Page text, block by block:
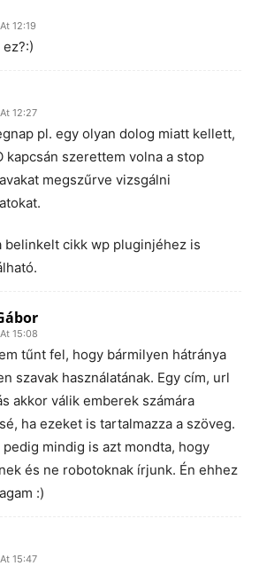
12:19
12:27
pl. egy olyan dolog miatt kellett,
kapcsán szerettem volna a stop
megszűrve vizsgálni
belinkelt cikk wp pluginjéhez is
15:08
tűnt fel, hogy bármilyen hátránya
szavak használatának. Egy cím, url
akkor válik emberek számára
ha ezeket is tartalmazza a szöveg.
pedig mindig is azt mondta, hogy
és ne robotoknak írjunk. Én ehhez
:)
15:47